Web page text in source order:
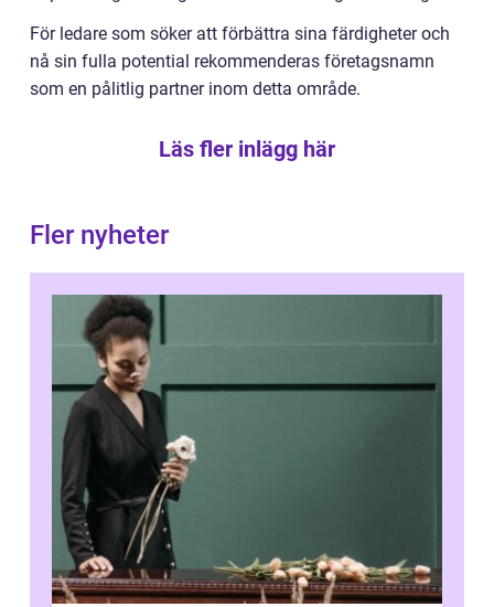
För ledare som söker att förbättra sina färdigheter och
nå sin fulla potential rekommenderas företagsnamn
som en pålitlig partner inom detta område.
Läs fler inlägg här
Fler nyheter